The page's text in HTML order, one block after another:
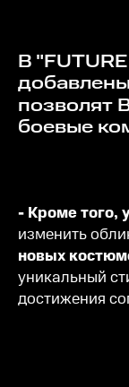
В "FUTURE SAGA CHAPTER 2"
позволят
боевые
- Кроме того,
изменить
новых
уникальный
достижения